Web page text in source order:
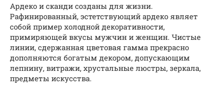
Ардеко и сканди созданы для жизни.
Рафинированный, эстетствующий ардеко являет
собой пример холодной декоративности,
примиряющей вкусы мужчин и женщин. Чистые
линии, сдержанная цветовая гамма прекрасно
дополняются богатым декором, допускающим
лепнину, витражи, хрустальные люстры, зеркала,
предметы искусства.